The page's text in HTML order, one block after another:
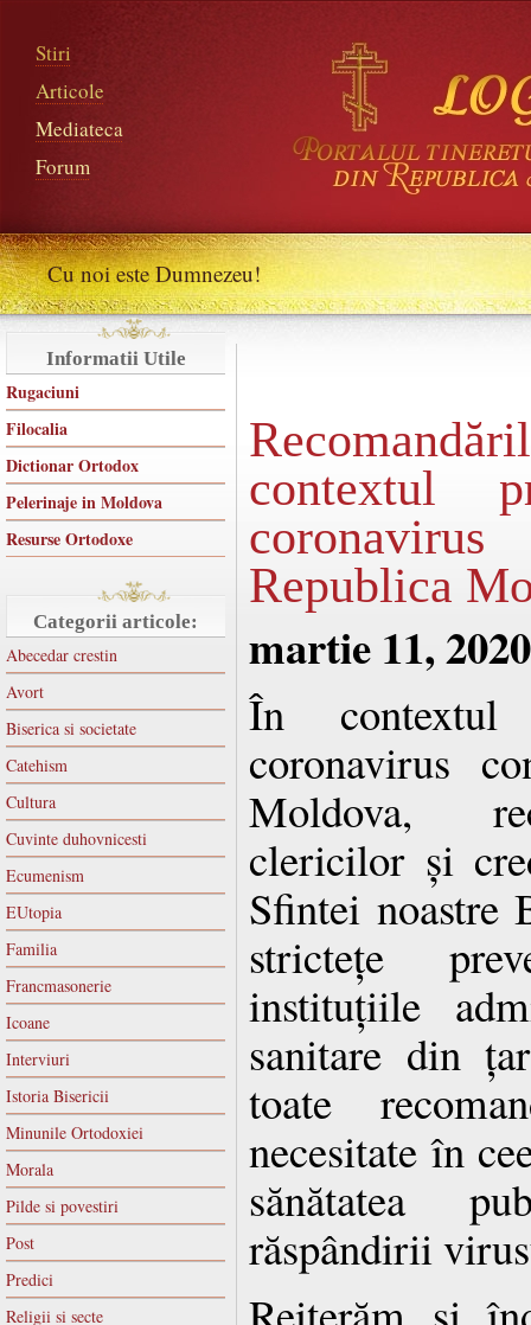
Stiri
Articole
Mediateca
Forum
Cu noi este Dumnezeu!
Informatii Utile
Rugaciuni
Filocalia
Dictionar Ortodox
Pelerinaje in Moldova
Resurse Ortodoxe
Categorii articole:
Abecedar crestin
Avort
Biserica si societate
Catehism
Cultura
Cuvinte duhovnicesti
Ecumenism
EUtopia
Familia
Francmasonerie
Icoane
Interviuri
Istoria Bisericii
Minunile Ortodoxiei
Morala
Pilde si povestiri
Post
Predici
Religii si secte
contextul
Republica
martie 11, 2020
În
coronavirus
Moldova,
clericilor și
Sfintei noastre
strictețe
instituțiile
sanitare din
toate
necesitate în
sănătatea
răspândirii
Reiterăm și